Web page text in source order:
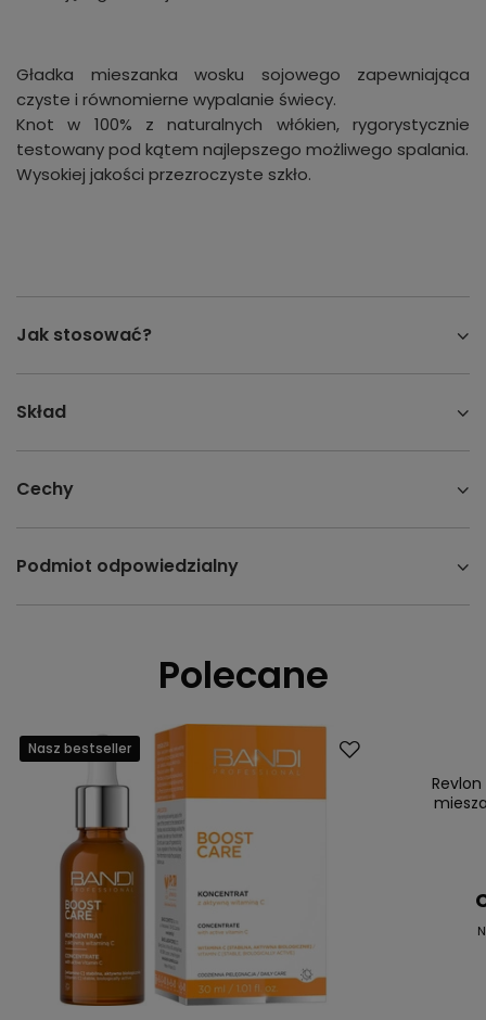
Gładka mieszanka wosku sojowego zapewniająca
czyste i równomierne wypalanie świecy.
Knot w 100% z naturalnych włókien, rygorystycznie
testowany pod kątem najlepszego możliwego spalania.
Wysokiej jakości przezroczyste szkło.
Jak stosować?
Skład
Cechy
Podmiot odpowiedzialny
Polecane
Nasz bestseller
Nasz